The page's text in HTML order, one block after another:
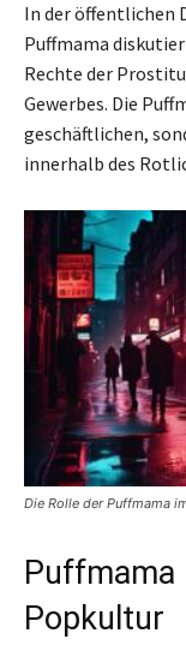
In der öffentlichen
Puffmama
Rechte der
Gewerbes. Die
geschäftlichen,
innerhalb des
Die Rolle der Puffmama
Puffmama
Popkultur